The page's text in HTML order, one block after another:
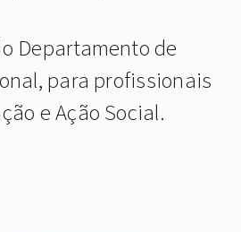
Departamento de
para profissionais
e Ação Social.